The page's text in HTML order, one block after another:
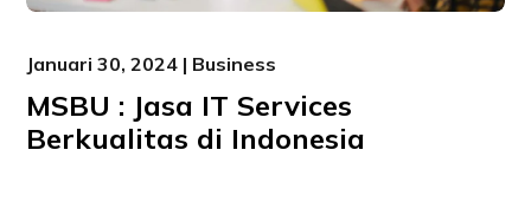
Januari 30, 2024 | Business
MSBU : Jasa IT Services
Berkualitas di Indonesia